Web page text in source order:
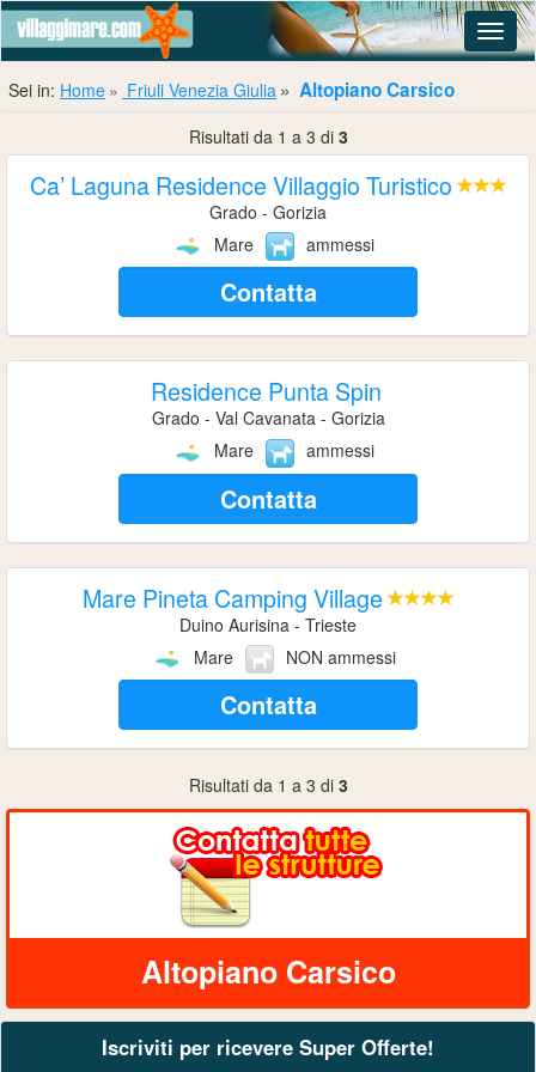
Sei in: Home Friuli Venezia Giulia Altopiano Carsico
Risultati da 1 a 3 di 3
Ca’ Laguna Residence Villaggio Turistico
Grado - Gorizia
Mare
ammessi
Contatta
Residence Punta Spin
Grado - Val Cavanata - Gorizia
Mare
ammessi
Contatta
Mare Pineta Camping Village
Duino Aurisina - Trieste
Mare
NON ammessi
Contatta
Risultati da 1 a 3 di 3
Altopiano Carsico
Iscriviti per ricevere Super Offerte!